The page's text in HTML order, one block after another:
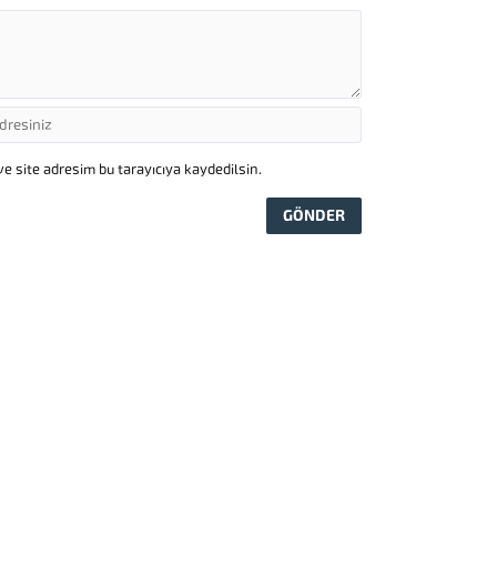
site adresim bu tarayıcıya kaydedilsin.